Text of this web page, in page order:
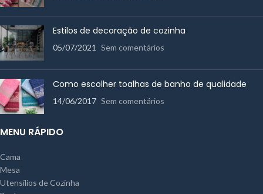
Estilos de decoração de cozinha
05/07/2021 Sem comentários
Como escolher toalhas de banho de qualidade
14/06/2017 Sem comentários
MENU RÁPIDO
Cama
Mesa
Utensílios de Cozinha